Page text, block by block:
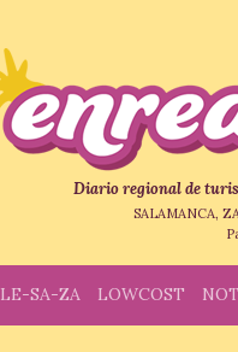
Diario regional de
SALAMANCA,
LE-SA-ZA LOWCOST